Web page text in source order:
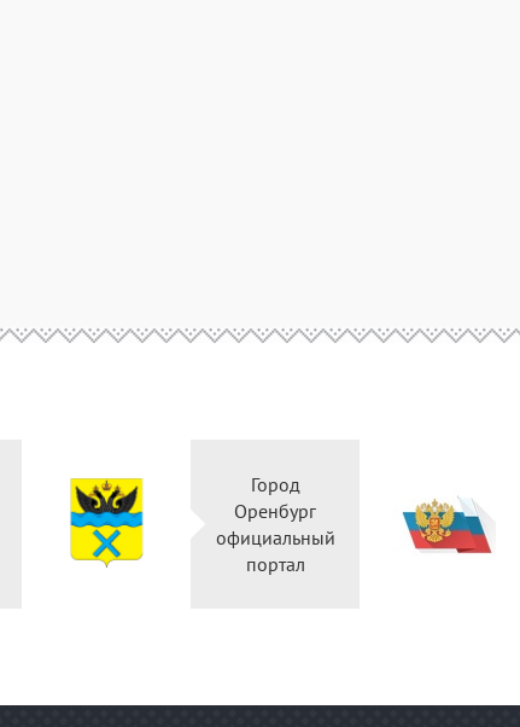
Город
Оренбург
официальный
портал